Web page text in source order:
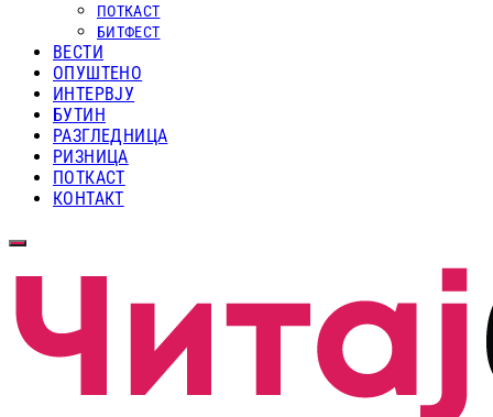
ПОТКАСТ
БИТФЕСТ
ВЕСТИ
ОПУШТЕНО
ИНТЕРВЈУ
БУТИН
РАЗГЛЕДНИЦА
РИЗНИЦА
ПОТКАСТ
КОНТАКТ